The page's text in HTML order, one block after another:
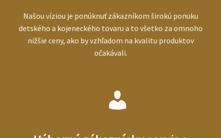
Našou víziou je ponúknuť zákazníkom širokú ponuku
detského a kojeneckého tovaru a to všetko za omnoho
nižšie ceny, ako by vzhľadom na kvalitu produktov
očakávali.